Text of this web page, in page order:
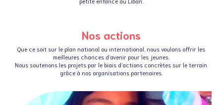
Nos actions
Que ce soit sur le plan national ou international, nous voulons offrir les
meilleures chances d’avenir pour les jeunes.
Nous soutenons les projets par le biais d’actions concrètes sur le terrain
grâce à nos organisations partenaires.